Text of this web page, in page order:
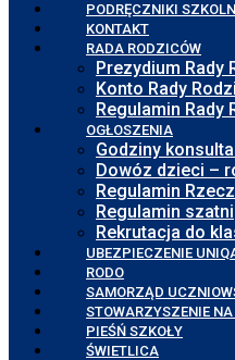
PODRĘCZNIKI
KONTAKT
RADA RODZICÓW
Prezydium Rady
Konto Rady
Regulamin Rady
OGŁOSZENIA
Godziny
Dowóz dzieci –
Regulamin
Regulamin szatni
Rekrutacja do
UBEZPIECZENIE
RODO
SAMORZĄD
STOWARZYSZENIE
PIEŚŃ SZKOŁY
ŚWIETLICA